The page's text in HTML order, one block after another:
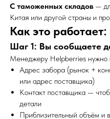
С таможенных складов —
Китая или другой страны и
Как это
Шаг 1: Вы сообщаете
Менеджеру Helpberries нужно
Адрес забора (рынок +
или адрес поставщика)
Контакт поставщика —
детали
Приблизительный объём и